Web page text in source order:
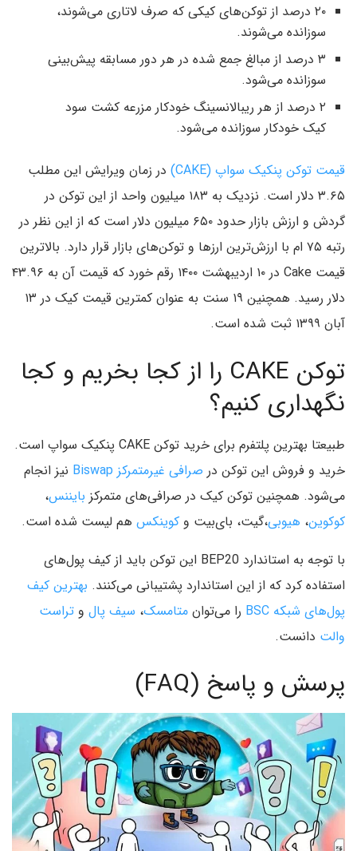
۲۰ درصد از توکن‌های کیکی که صرف لاتاری می‌شوند،
سوزانده می‌شوند.
۳ درصد از مبالغ جمع شده در هر دور مسابقه پیش‌بینی
سوزانده می‌شود.
۲ درصد از هر ریبالانسینگ خودکار مزرعه کشت سود
کیک خودکار سوزانده می‌شود.
قیمت توکن پنکیک سواپ (CAKE)
در زمان ویرایش این مطلب
۳.۶۵ دلار است. نزدیک به ۱۸۳ میلیون واحد از این توکن در
گردش و ارزش بازار حدود ۶۵۰ میلیون دلار است که از این نظر در
رتبه ۷۵ ام با ارزش‌ترین ارزها و توکن‌های بازار قرار دارد. بالاترین
قیمت Cake در ۱۰ اردیبهشت ۱۴۰۰ رقم خورد که قیمت آن به ۴۳.۹۶
دلار رسید. همچنین ۱۹ سنت به عنوان کمترین قیمت کیک در ۱۳
آبان ۱۳۹۹ ثبت شده است.
توکن CAKE را از کجا بخریم و کجا
نگهداری کنیم؟
طبیعتا بهترین پلتفرم برای خرید توکن CAKE پنکیک سواپ است.
خرید و فروش این توکن در صرافی‌ غیرمتمرکز Biswap
نیز انجام
می‌شود. همچنین توکن کیک در صرافی‌های متمرکز بایننس،
کوکوین، هیوبی،‌گیت، بای‌بیت و کوینکس هم لیست شده است.
با توجه به استاندارد BEP20 این توکن باید از کیف پول‌های
استفاده کرد که از این استاندارد پشتیبانی می‌کنند. بهترین کیف
پول‌های شبکه BSC
را می‌توان متامسک، سیف پال و تراست
والت دانست.
پرسش و پاسخ (FAQ)